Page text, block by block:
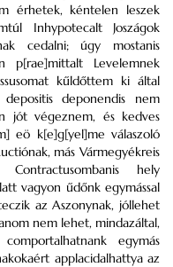
érhetek, kéntelen leszek
Inhypotecalt Joszágok
cedalni; úgy mostanis
p[rae]mittalt Levelemnek
kűldőttem ki által
deponendis nem
jót végeznem, és kedves
eö k[e]g[yel]me válaszoló
más Vármegyékreis
hely
vagyon űdőnk egymással
az Aszonynak, jóllehet
nem lehet, mindazáltal,
egymás
applacidalhattya az